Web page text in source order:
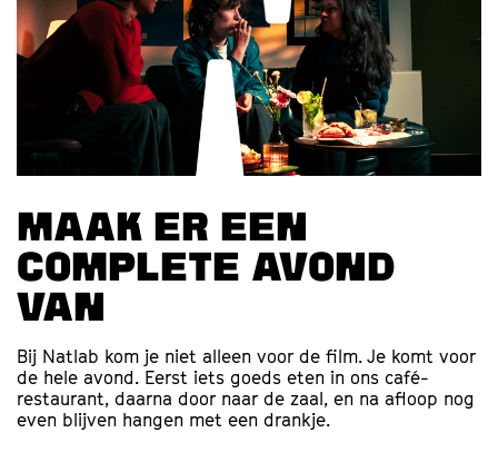
Maak er een
complete avond
van
Bij Natlab kom je niet alleen voor de film. Je komt voor
de hele avond. Eerst iets goeds eten in ons café-
restaurant, daarna door naar de zaal, en na afloop nog
even blijven hangen met een drankje.